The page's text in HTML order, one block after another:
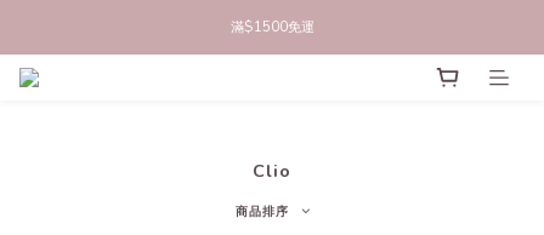
立即註冊官網會員，領50元商品折價券
滿$1500免運
Clio
商品排序